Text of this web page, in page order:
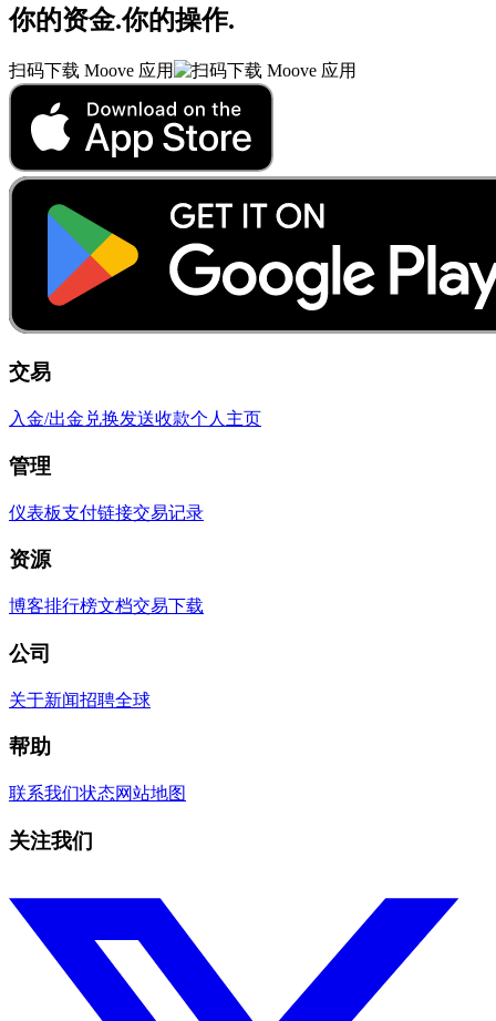
你的资金.你的操作.
扫码下载 Moove 应用
交易
入金/出金 兑换发送收款个人主页
管理
仪表板支付链接交易记录
资源
博客排行榜文档交易下载
公司
关于新闻招聘全球
帮助
联系我们状态网站地图
关注我们